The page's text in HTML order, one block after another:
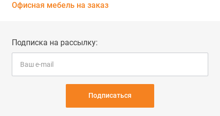
Офисная мебель на заказ
Подписка на рассылку:
Подписаться